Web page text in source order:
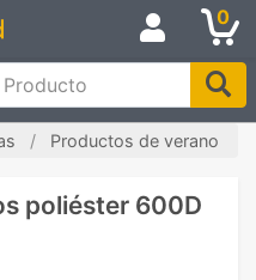
0
Productos de verano
poliéster 600D